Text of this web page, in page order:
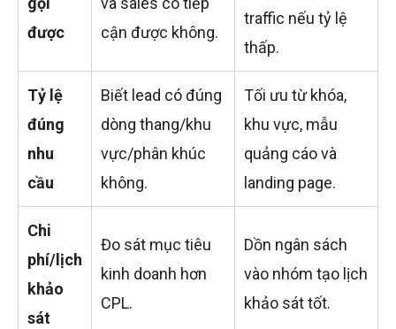
được
cận được không.
traffic nếu tỷ lệ
thấp.
Tỷ lệ
đúng
nhu
cầu
Biết lead có đúng
dòng thang/khu
vực/phân khúc
không.
Tối ưu từ khóa,
khu vực, mẫu
quảng cáo và
landing page.
Chi
phí/lịch
khảo
sát
Đo sát mục tiêu
kinh doanh hơn
CPL.
Dồn ngân sách
vào nhóm tạo lịch
khảo sát tốt.